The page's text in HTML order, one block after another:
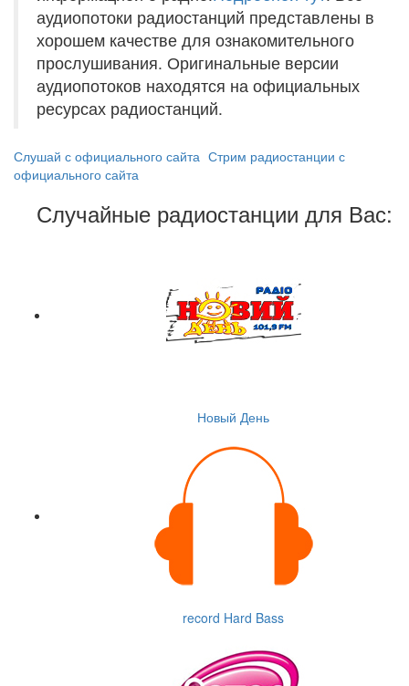
аудиопотоки радиостанций представлены в
хорошем качестве для ознакомительного
прослушивания. Оригинальные версии
аудиопотоков находятся на официальных
ресурсах радиостанций.
Слушай с официального сайта Стрим радиостанции с
официального сайта
Случайные радиостанции для Вас:
Новый День
record Hard Bass